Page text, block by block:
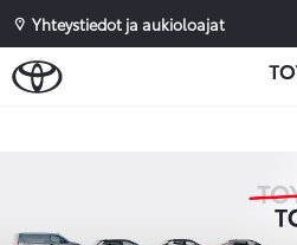
Yhteystiedot ja aukioloajat